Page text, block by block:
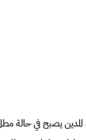
والعقود فإن المدين